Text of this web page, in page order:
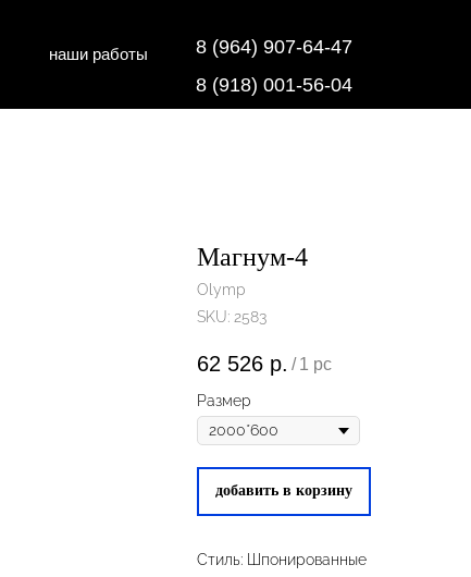
напольные покрытия8 (918) 001-56-04
наши работы 8 (964) 907-64-47
Магнум-4
Olymp
SKU: 2583
62 526 р. / 1 pc
Размер
добавить в корзину
Стиль: Шпонированные